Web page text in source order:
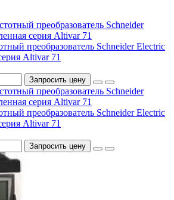
преобразователь Schneider Electric
Altivar 71
Запросить цену
преобразователь Schneider Electric
Altivar 71
Запросить цену